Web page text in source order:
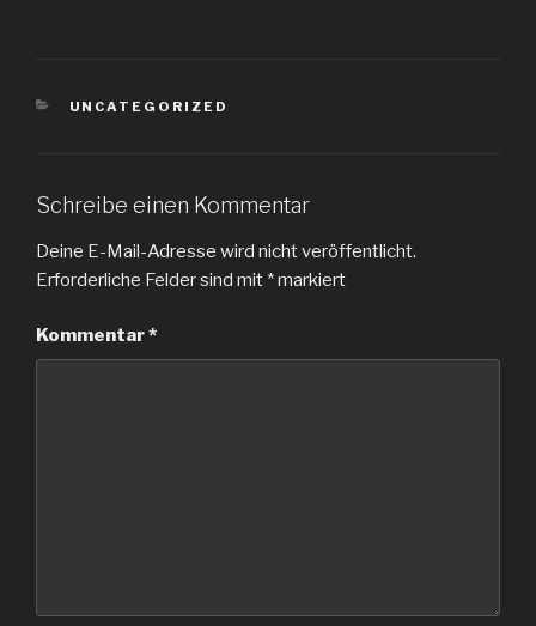
KATEGORIEN
UNCATEGORIZED
Schreibe einen Kommentar
Deine E-Mail-Adresse wird nicht veröffentlicht.
Erforderliche Felder sind mit *markiert
Kommentar*